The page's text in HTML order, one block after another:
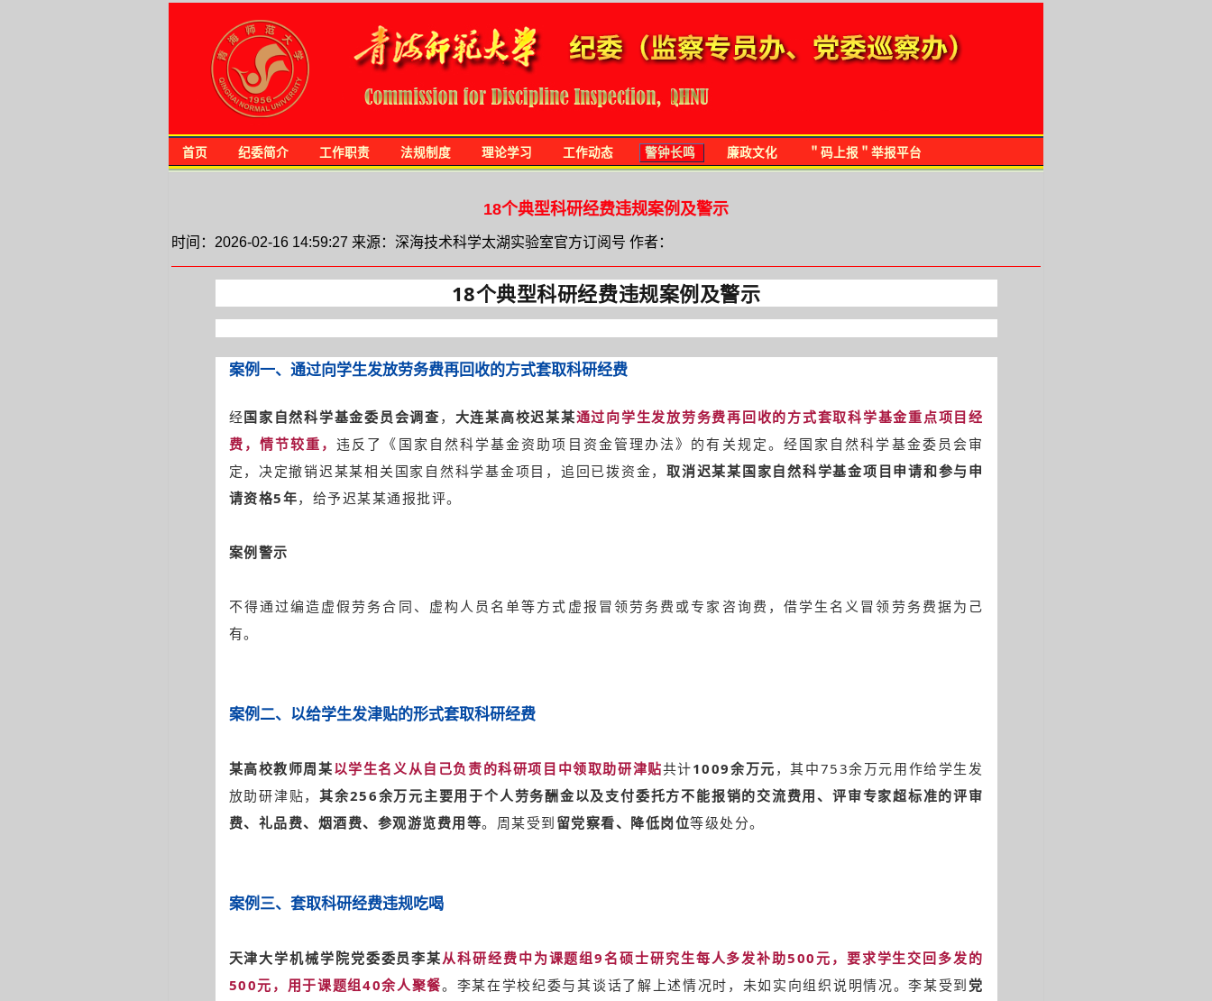
首页 纪委简介 工作职责 法规制度 理论学习 工作动态 警钟长鸣 廉政文化 ＂码上报＂举报平台
18个典型科研经费违规案例及警示
时间：2026-02-16 14:59:27 来源：深海技术科学太湖实验室官方订阅号 作者：
18个典型科研经费违规案例及警示
案例一、 通过向学生发放劳务费再回收的方式套取科研经费
经国家自然科学基金委员会调查 ， 大连某高校迟某某通过向学生发放劳务费再回收的方式套取科学基金重点项目经
费，情节较重，违反了《国家自然科学基金资助项目资金管理办法》的有关规定。经国家自然科学基金委员会审
定，决定撤销迟某某相关国家自然科学基金项目，追回已拨资金，取消迟某某国家自然科学基金项目申请和参与申
请资格5年，给予迟某某通报批评。
案例警示
不得通过编造虚假劳务合同、虚构人员名单等方式虚报冒领劳务费或专家咨询费，借学生名义冒领劳务费据为己
有。
案例二、 以给学生发津贴的形式套取科研经费
某高校教师周某以学生名义从自己负责的科研项目中领取助研津贴共计1009余万元 ，其中753余万元用作给学生发
放助研津贴，其余256余万元主要用于个人劳务酬金以及支付委托方不能报销的交流费用、评审专家超标准的评审
费、礼品费、烟酒费、参观游览费用等。周某受到 留党察看、降低岗位等级处分。
案例三、 套取科研经费违规吃喝
天津大学机械学院党委委员李某从科研经费中为课题组9名硕士研究生每人多发补助500元，要求学生交回多发的
500元，用于课题组40余人聚餐。李某在学校纪委与其谈话了解上述情况时，未如实向组织说明情况。李某受到 党